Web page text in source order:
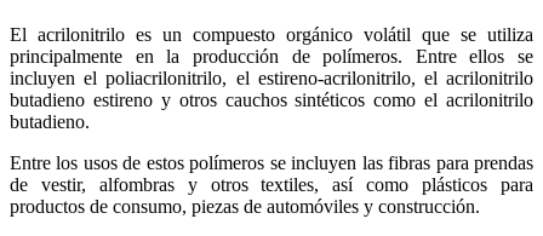
El acrilonitrilo es un compuesto orgánico volátil que se utiliza
principalmente en la producción de polímeros. Entre ellos se
incluyen el poliacrilonitrilo, el estireno-acrilonitrilo, el acrilonitrilo
butadieno estireno y otros cauchos sintéticos como el acrilonitrilo
butadieno.
Entre los usos de estos polímeros se incluyen las fibras para prendas
de vestir, alfombras y otros textiles, así como plásticos para
productos de consumo, piezas de automóviles y construcción.